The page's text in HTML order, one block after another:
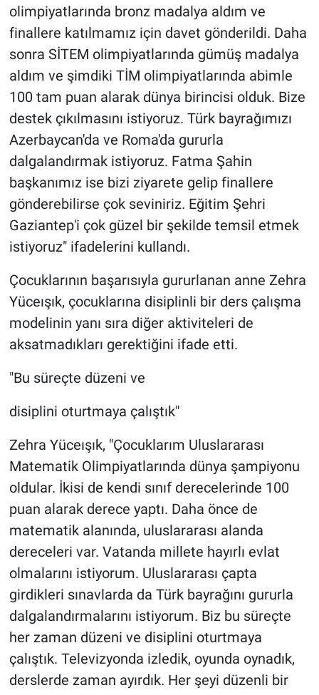
olimpiyatlarında bronz madalya aldım ve
finallere katılmamız için davet gönderildi. Daha
sonra SİTEM olimpiyatlarında gümüş madalya
aldım ve şimdiki TİM olimpiyatlarında abimle
100 tam puan alarak dünya birincisi olduk. Bize
destek çıkılmasını istiyoruz. Türk bayrağımızı
Azerbaycan'da ve Roma'da gururla
dalgalandırmak istiyoruz. Fatma Şahin
başkanımız ise bizi ziyarete gelip finallere
gönderebilirse çok seviniriz. Eğitim Şehri
Gaziantep'i çok güzel bir şekilde temsil etmek
istiyoruz" ifadelerini kullandı.
Çocuklarının başarısıyla gururlanan anne Zehra
Yüceışık, çocuklarına disiplinli bir ders çalışma
modelinin yanı sıra diğer aktiviteleri de
aksatmadıkları gerektiğini ifade etti.
"Bu süreçte düzeni ve
disiplini oturtmaya çalıştık"
Zehra Yüceışık, "Çocuklarım Uluslararası
Matematik Olimpiyatlarında dünya şampiyonu
oldular. İkisi de kendi sınıf derecelerinde 100
puan alarak derece yaptı. Daha önce de
matematik alanında, uluslararası alanda
dereceleri var. Vatanda millete hayırlı evlat
olmalarını istiyorum. Uluslararası çapta
girdikleri sınavlarda da Türk bayrağını gururla
dalgalandırmalarını istiyorum. Biz bu süreçte
her zaman düzeni ve disiplini oturtmaya
çalıştık. Televizyonda izledik, oyunda oynadık,
derslerde zaman ayırdık. Her şeyi düzenli bir